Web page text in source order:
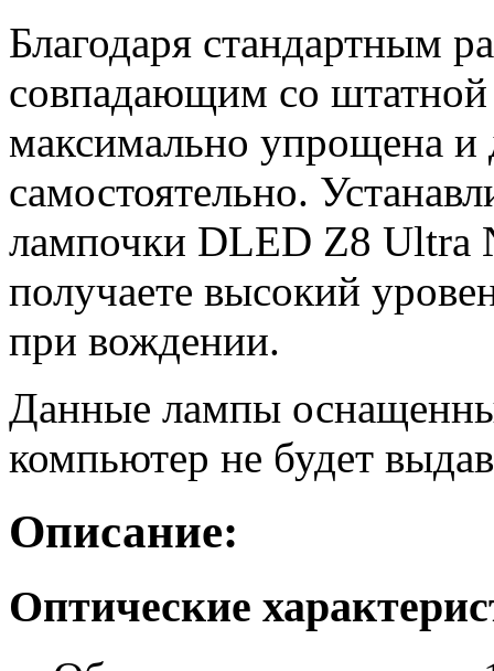
Благодаря стандартным
совпадающим со штатной
максимально упрощена и
самостоятельно.
лампочки DLED Z8 Ultra
получаете высокий
при вождении.
Данные лампы
компьютер не будет
Описание:
Оптические